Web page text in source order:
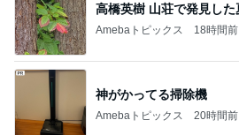
高橋英樹 山荘で発見した
Amebaトピックス 18時間前
神がかってる掃除機
Amebaトピックス 20時間前